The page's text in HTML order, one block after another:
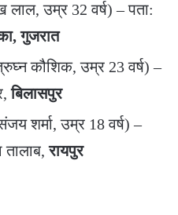
उम्र 32 वर्ष) – पता:
गुजरात
कौशिक, उम्र 23 वर्ष) –
बिलासपुर
शर्मा, उम्र 18 वर्ष) –
तालाब,रायपुर